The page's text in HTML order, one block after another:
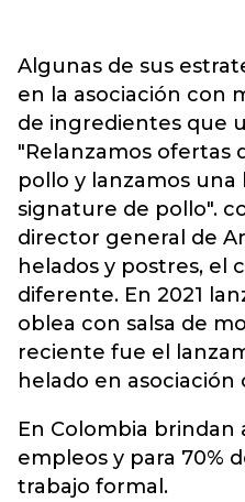
Algunas de sus
en la asociación con
de ingredientes que
"Relanzamos ofertas
pollo y lanzamos
signature de pollo".
director general de
helados y postres, el
diferente. En 2021
oblea con salsa de
reciente fue el
helado en asociación
En Colombia brindan
empleos y para 70%
trabajo formal.